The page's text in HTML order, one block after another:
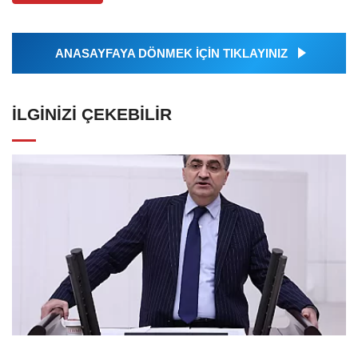
ANASAYFAYA DÖNMEK İÇİN TIKLAYINIZ
İLGINIZI ÇEKEBILIR